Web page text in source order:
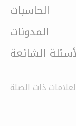
الحاسبات
المدونات
الشائعة
ذات الصلة